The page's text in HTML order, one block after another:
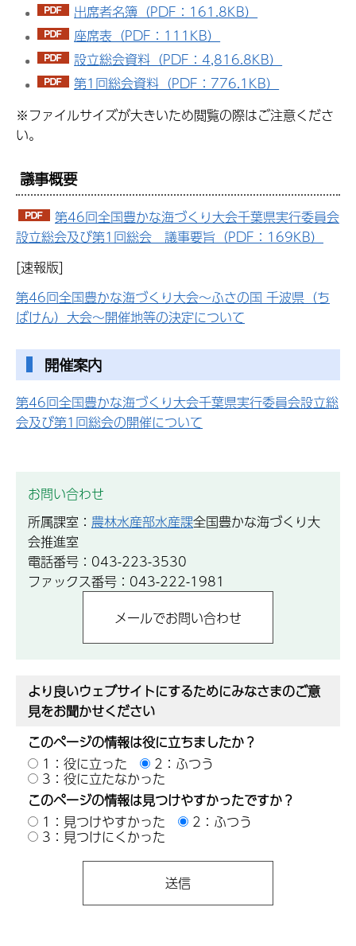
出席者名簿（PDF：161.8KB）
座席表（PDF：111KB）
設立総会資料（PDF：4,816.8KB）
第1回総会資料（PDF：776.1KB）
※ファイルサイズが大きいため閲覧の際はご注意くださ
い。
議事概要
第46回全国豊かな海づくり大会千葉県実行委員会
設立総会及び第1回総会 議事要旨（PDF：169KB）
[速報版]
第46回全国豊かな海づくり大会～ふさの国 千波県（ち
ばけん）大会～開催地等の決定について
開催案内
第46回全国豊かな海づくり大会千葉県実行委員会設立総
会及び第1回総会の開催について
お問い合わせ
所属課室： 農林水産部水産課全国豊かな海づくり大
会推進室
電話番号：043-223-3530
ファックス番号：043-222-1981
より良いウェブサイトにするためにみなさまのご意
見をお聞かせください
このページの情報は役に立ちましたか？
1：役に立った
2：ふつう
3：役に立たなかった
このページの情報は見つけやすかったですか？
1：見つけやすかった
2：ふつう
3：見つけにくかった